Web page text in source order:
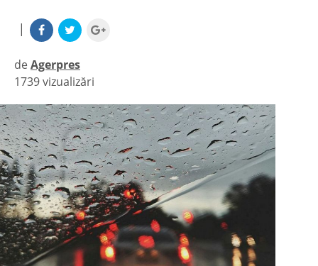
|
deAgerpres
|
1739 vizualizări